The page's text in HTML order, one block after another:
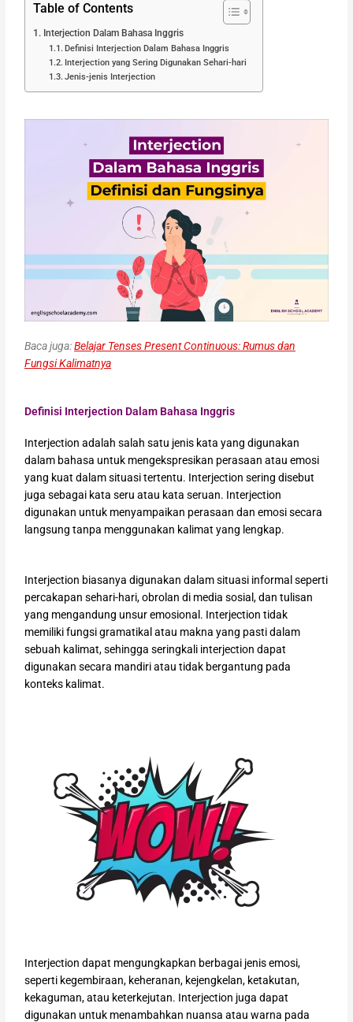
Table of Contents
Interjection Dalam Bahasa Inggris
Definisi Interjection Dalam Bahasa Inggris
Interjection yang Sering Digunakan Sehari-hari
Jenis-jenis Interjection
Baca juga:Belajar Tenses Present Continuous: Rumus dan
Fungsi Kalimatnya
Definisi Interjection Dalam Bahasa Inggris
Interjection adalah salah satu jenis kata yang digunakan
dalam bahasa untuk mengekspresikan perasaan atau emosi
yang kuat dalam situasi tertentu. Interjection sering disebut
juga sebagai kata seru atau kata seruan. Interjection
digunakan untuk menyampaikan perasaan dan emosi secara
langsung tanpa menggunakan kalimat yang lengkap.
Interjection biasanya digunakan dalam situasi informal seperti
percakapan sehari-hari, obrolan di media sosial, dan tulisan
yang mengandung unsur emosional. Interjection tidak
memiliki fungsi gramatikal atau makna yang pasti dalam
sebuah kalimat, sehingga seringkali interjection dapat
digunakan secara mandiri atau tidak bergantung pada
konteks kalimat.
Interjection dapat mengungkapkan berbagai jenis emosi,
seperti kegembiraan, keheranan, kejengkelan, ketakutan,
kekaguman, atau keterkejutan. Interjection juga dapat
digunakan untuk menambahkan nuansa atau warna pada